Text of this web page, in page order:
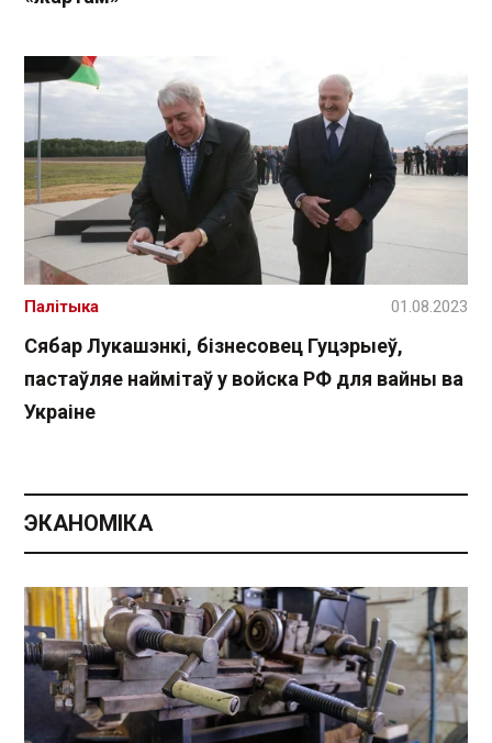
Сябар Лукашэнкі, бізнесовец Гуцэрыеў,
пастаўляе наймітаў у войска РФ для вайны ва
Украіне
Палітыка 01.08.2023
ЭКАНОМІКА